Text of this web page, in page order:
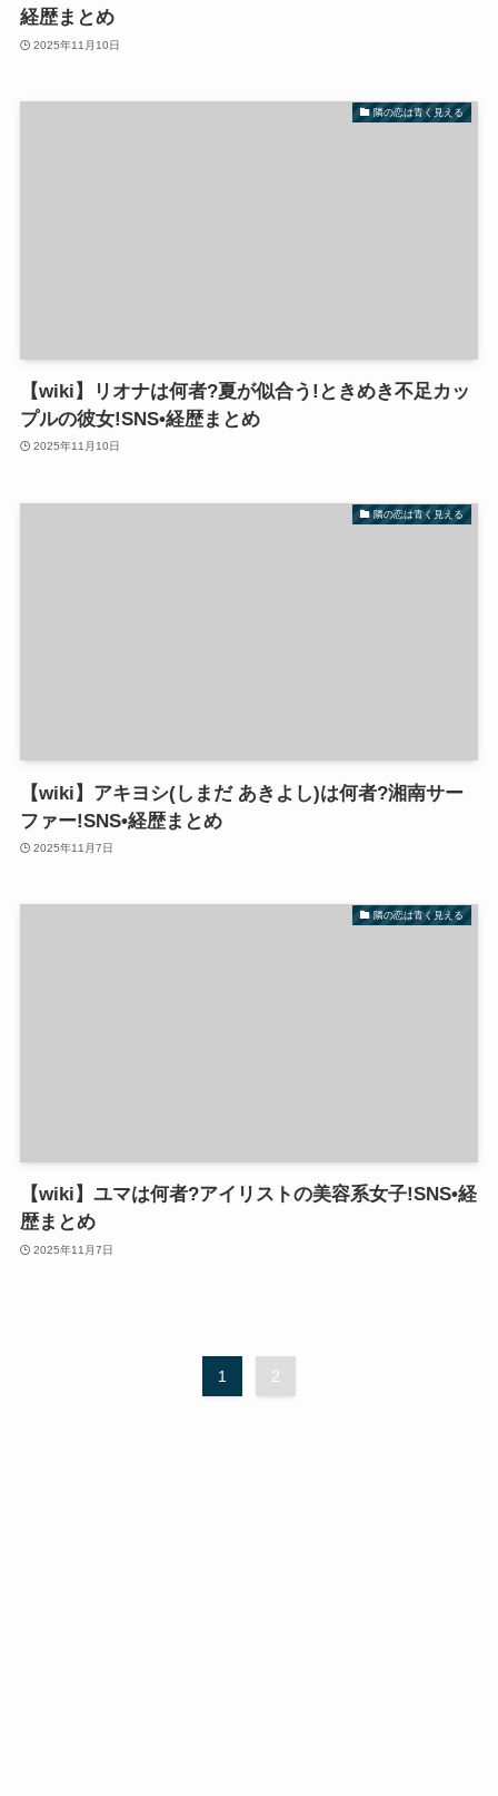
経歴まとめ
2025年11月10日
隣の恋は青く見える
【wiki】リオナは何者?夏が似合う!ときめき不足カッ
プルの彼女!SNS•経歴まとめ
2025年11月10日
隣の恋は青く見える
【wiki】アキヨシ(しまだ あきよし)は何者?湘南サー
ファー!SNS•経歴まとめ
2025年11月7日
隣の恋は青く見える
【wiki】ユマは何者?アイリストの美容系女子!SNS•経
歴まとめ
2025年11月7日
1 2